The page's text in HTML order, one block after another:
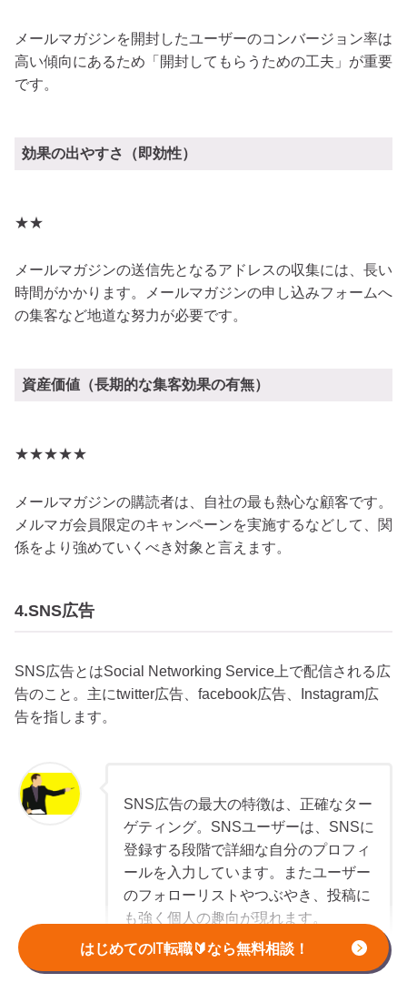
はじめてのIT転職🔰なら無料相談！
メールマガジンを開封したユーザーのコンバージョン率は
高い傾向にあるため「開封してもらうための工夫」が重要
です。
効果の出やすさ（即効性）
★★
メールマガジンの送信先となるアドレスの収集には、長い
時間がかかります。メールマガジンの申し込みフォームへ
の集客など地道な努力が必要です。
資産価値（長期的な集客効果の有無）
★★★★★
メールマガジンの購読者は、自社の最も熱心な顧客です。
メルマガ会員限定のキャンペーンを実施するなどして、関
係をより強めていくべき対象と言えます。
4.SNS広告
SNS広告とはSocial Networking Service上で配信される広
告のこと。主にtwitter広告、facebook広告、Instagram広
告を指します。
SNS広告の最大の特徴は、正確なター
ゲティング。SNSユーザーは、SNSに
登録する段階で詳細な自分のプロフィ
ールを入力しています。またユーザー
のフォローリストやつぶやき、投稿に
も強く個人の趣向が現れます。